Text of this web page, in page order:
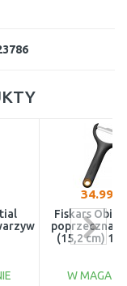
34.99
Fiskars
poprzeczna
(15,2 cm)
W